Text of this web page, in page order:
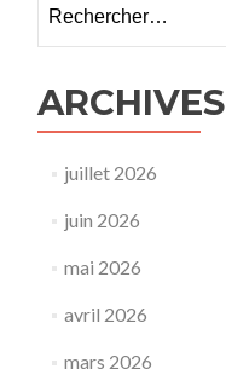
ARCHIVES
juillet 2026
juin 2026
mai 2026
avril 2026
mars 2026